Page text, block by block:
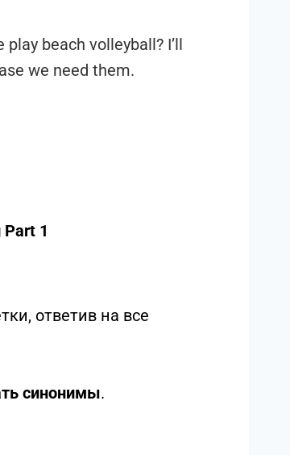
beach volleyball? I’ll
we need them.
1
ответив на все
синонимы.